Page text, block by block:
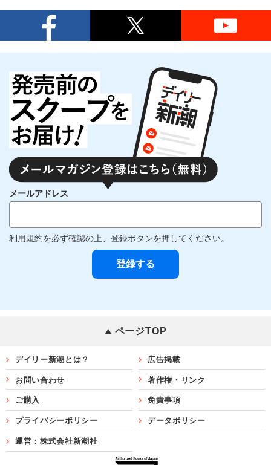
メールアドレス
利用規約を必ず確認の上、登録ボタンを押してください。
ページTOP
デイリー新潮とは？ 広告掲載
お問い合わせ 著作権・リンク
ご購入 免責事項
プライバシーポリシー データポリシー
運営：株式会社新潮社